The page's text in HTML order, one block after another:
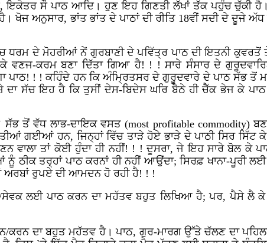
ਇਕੋਤਰ ਸੌ ਪਾਠ ਆਦਿ। ਹੁਣ ਇਹ ਗਿਣਤੀ ਲੱਖਾਂ ਤੱਕ ਪਹੁੰਚ ਚੁੱਕੀ
ਖੋਜ ਅਨੁਸਾਰ, ਭਾਂਤ ਭਾਂਤ ਦੇ ਪਾਠਾਂ ਦੀ ਰੀਤਿ 18ਵੀਂ ਸਦੀ ਦੇ ਦੂਜੇ
ਧਰਮ ਦੇ ਮੋਹਰੀਆਂ ਨੇਂ ਗੁਰਬਾਣੀ ਦੇ ਪਵਿੱਤ੍ਰ ਪਾਠ ਦੀ ਇਤਨੀ
ਵਣਜ-ਕਰਮ ਬਣਾ ਦਿੱਤਾ ਗਿਆ ਹੈ! ! ! ਸਾਰੇ ਸੰਸਾਰ ਦੇ
ਪਾਠ! ! ! ਕਹਿੰਦੇ ਹਨ ਕਿ ਅੰਮ੍ਰਿਤਸਰ ਦੇ ਗੁਰੂਦਵਾਰੇ ਦੇ ਪਾਠ ਸੱਭ ਤੋਂ
ਸੱਚ ਇਹ ਹੈ ਕਿ ਤੁਸੀਂ ਦੇਸ-ਬਿਦੇਸ ਘਰਿ ਬੈਠੇ ਹੀ ਚੈੱਕ ਭੇਜ ਕੇ
ਸੱਭ ਤੋਂ ਵੱਧ ਲਾਭ-ਦਾਇਕ ਵਸਤ (most profitable commodity)
ਗਈਆਂ ਹਨ, ਜਿਨ੍ਹਾਂ ਵਿੱਚ ਤਾੜੇ ਹੋਏ ਭਾੜੇ ਦੇ ਪਾਠੀ ਸਿਰ
ਵਾਲਾ ਤਾਂ ਕੋਈ ਹੁੰਦਾ ਹੀ ਨਹੀਂ! ! ! ਦੂਸਰਾ, ਜੇ ਇਹ ਸਾਰੇ ਬੋਲ ਕੇ
ਠੀਕ ਤਰ੍ਹਾਂ ਪਾਠ ਕਰਨਾਂ ਹੀ ਨਹੀਂ ਆਉਂਦਾ; ਸਿਰਫ਼ ਖਾਨਾ-ਪੂਰੀ
ਰੁਪਏ ਦੀ ਆਮਦਨ ਹੋ ਰਹੀ ਹੈ! ! !
ਸੇਵਕ ਲਈ ਪਾਠ ਕਰਨ ਦਾ ਮਹੱਤਵ ਬਹੁਤ ਲਿਖਿਆ ਹੈ; ਪਰ, ਪੈਸੇ ਲੈ
ਕਰਨ ਦਾ ਬਹੁਤ ਮਹੱਤਵ ਹੈ। ਪਾਠ, ਗੁਰ-ਮਾਰਗ ਉੱਤੇ ਚੱਲਣ ਦਾ